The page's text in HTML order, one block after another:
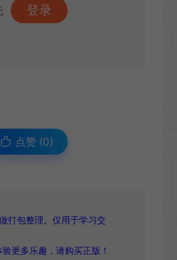
登录
点赞 (0)
打包整理。仅用于学习交
更多乐趣，请购买正版！